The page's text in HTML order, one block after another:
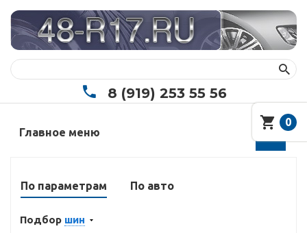
8 (919) 253 55 56
Главное меню
По параметрам По авто
Подбор шин
0